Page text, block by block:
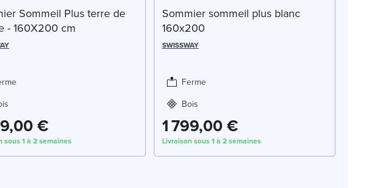
Sommeil Plus terre de
- 160X200 cm
€
sous 1 à 2 semaines
Sommier sommeil plus blanc
160x200
SWISSWAY
Ferme
Bois
1 799,00 €
Livraison sous 1 à 2 semaines